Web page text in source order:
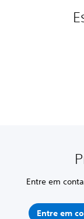
Entre em
Entre em